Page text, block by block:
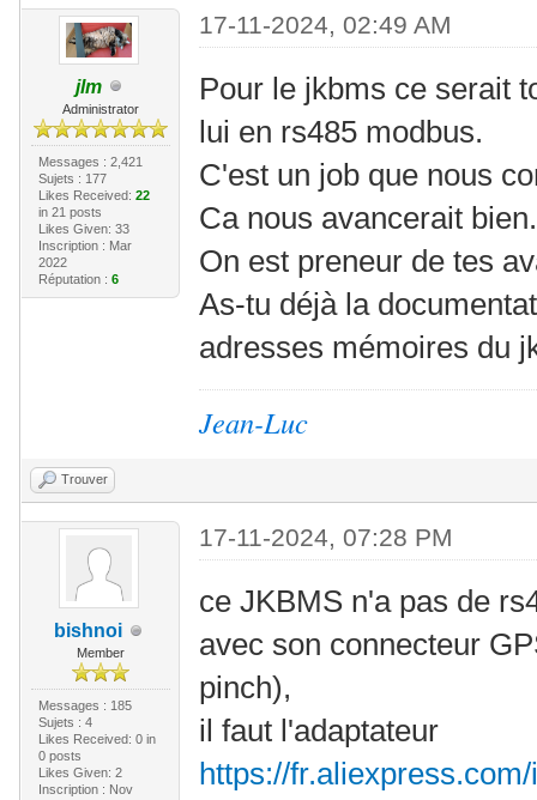
jlm
Administrator
Messages : 2,421
Sujets : 177
Likes Received: 22
in 21 posts
Likes Given: 33
Inscription : Mar
2022
Réputation : 6
17-11-2024, 02:49 AM
Pour le jkbms ce serait
lui en rs485 modbus.
C'est un job que nous
Ca nous avancerait bien.
On est preneur de tes
As-tu déjà la
adresses mémoires du
Jean-Luc
Trouver
bishnoi
Member
Messages : 185
Sujets : 4
Likes Received: 0in
0 posts
Likes Given: 2
Inscription : Nov
17-11-2024, 07:28 PM
ce JKBMS n'a pas de
avec son connecteur
pinch),
il faut l'adaptateur
https://